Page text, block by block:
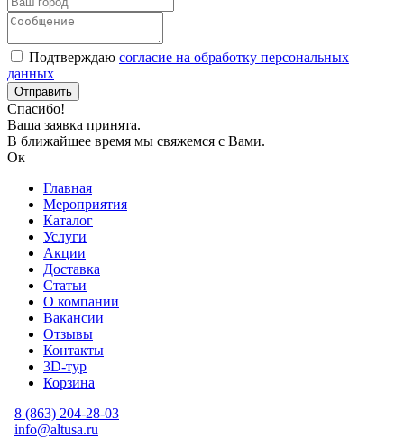
Подтверждаю согласие на обработку персональных
данных
Спасибо!
Ваша заявка принята.
В ближайшее время мы свяжемся с Вами.
Ок
Главная
Мероприятия
Каталог
Услуги
Акции
Доставка
Статьи
О компании
Вакансии
Отзывы
Контакты
3D-тур
Корзина
8 (863) 204-28-03
info@altusa.ru